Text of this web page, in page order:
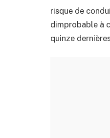
risque de
dimprobable à
quinze